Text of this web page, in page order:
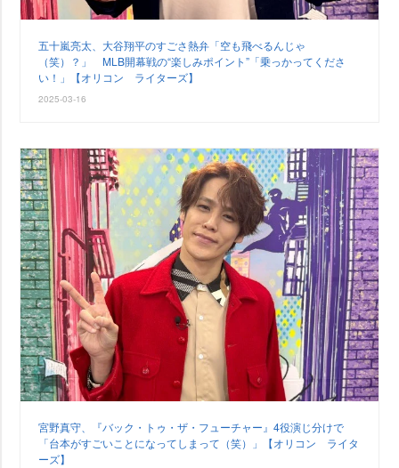
五十嵐亮太、大谷翔平のすごさ熱弁「空も飛べるんじゃ
（笑）？」 MLB開幕戦の“楽しみポイント”「乗っかってくださ
い！」【オリコン ライターズ】
2025-03-16
宮野真守、『バック・トゥ・ザ・フューチャー』4役演じ分けで
「台本がすごいことになってしまって（笑）」【オリコン ライタ
ーズ】